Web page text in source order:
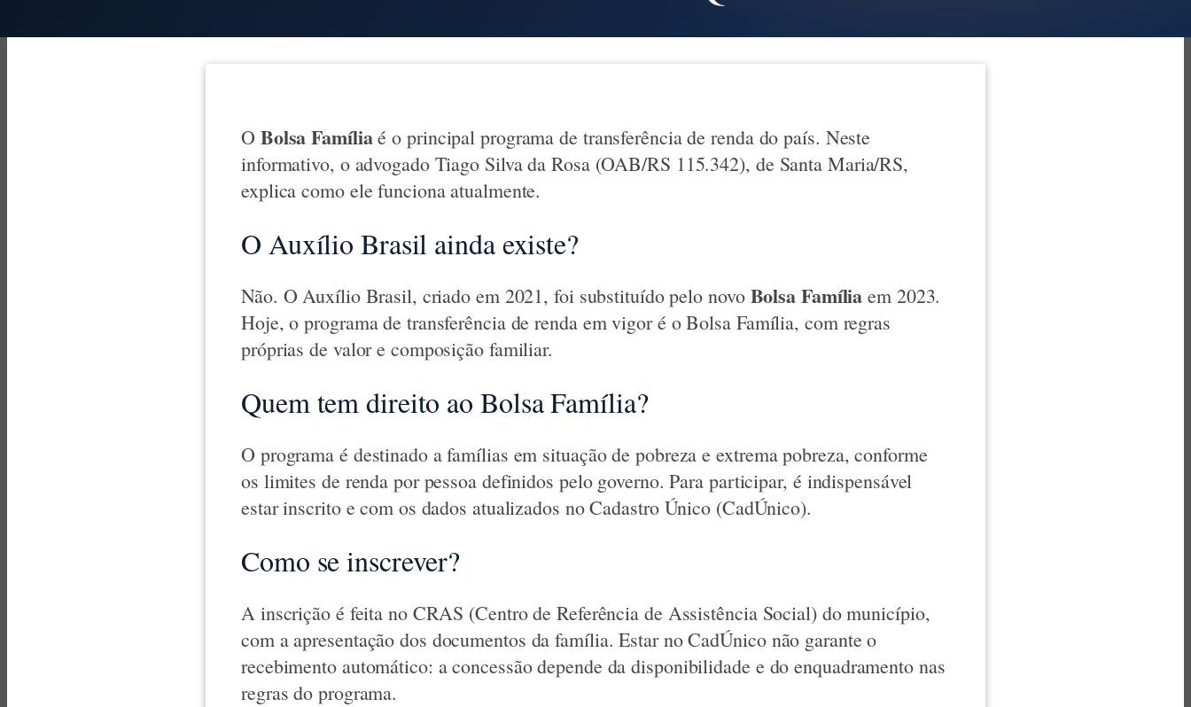
O Bolsa Famíliaé o principal programa de transferência de renda do país. Neste
informativo, o advogado Tiago Silva da Rosa (OAB/RS 115.342), de Santa Maria/RS,
explica como ele funciona atualmente.
O Auxílio Brasil ainda existe?
Não. O Auxílio Brasil, criado em 2021, foi substituído pelo novo Bolsa Família em 2023.
Hoje, o programa de transferência de renda em vigor é o Bolsa Família, com regras
próprias de valor e composição familiar.
Quem tem direito ao Bolsa Família?
O programa é destinado a famílias em situação de pobreza e extrema pobreza, conforme
os limites de renda por pessoa definidos pelo governo. Para participar, é indispensável
estar inscrito e com os dados atualizados no Cadastro Único (CadÚnico).
Como se inscrever?
A inscrição é feita no CRAS (Centro de Referência de Assistência Social) do município,
com a apresentação dos documentos da família. Estar no CadÚnico não garante o
recebimento automático: a concessão depende da disponibilidade e do enquadramento nas
regras do programa.